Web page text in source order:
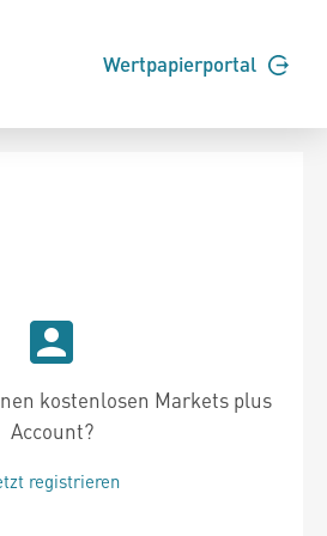
Wertpapierportal
kostenlosen Markets plus
Account?
registrieren